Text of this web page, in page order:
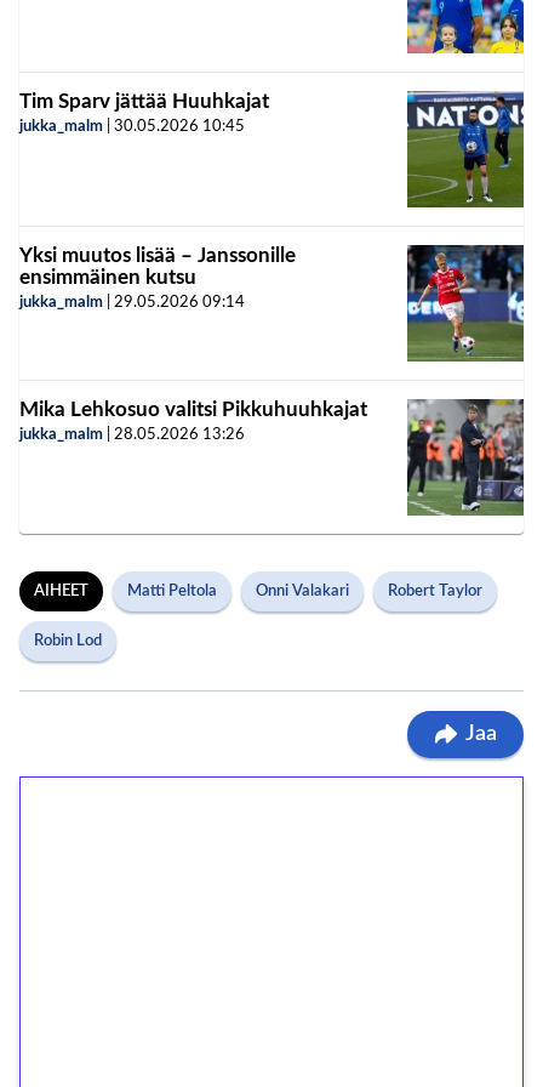
Tim Sparv jättää Huuhkajat
jukka_malm 30.05.2026 10:45
Yksi muutos lisää – Janssonille
ensimmäinen kutsu
jukka_malm 29.05.2026 09:14
Mika Lehkosuo valitsi Pikkuhuuhkajat
jukka_malm 28.05.2026 13:26
AIHEET Matti Peltola Onni Valakari Robert Taylor
Robin Lod
Jaa